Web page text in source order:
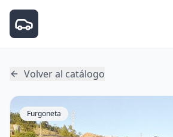
Volver al catálogo
Furgoneta